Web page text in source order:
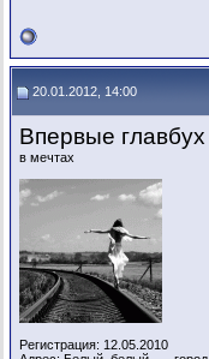
20.01.2012, 14:00
Впервые главбух
в мечтах
Регистрация: 12.05.2010